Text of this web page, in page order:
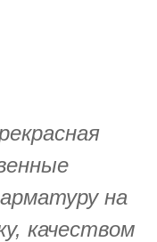
на
качеством